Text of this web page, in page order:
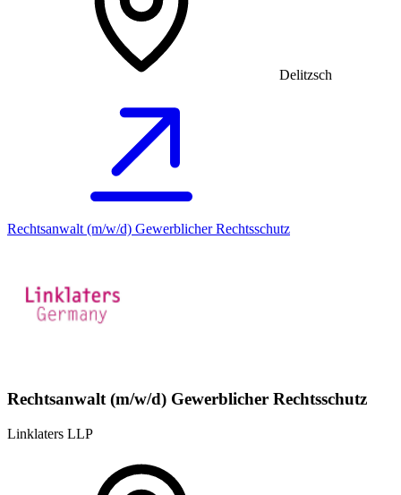
Delitzsch
Rechtsanwalt (m/w/d) Gewerblicher Rechtsschutz
Rechtsanwalt (m/w/d) Gewerblicher Rechtsschutz
Linklaters LLP